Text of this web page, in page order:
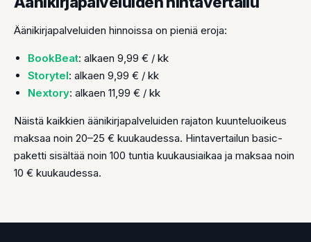
Äänikirjapalveluiden hinnoissa on pieniä eroja:
BookBeat: alkaen 9,99 € / kk
Storytel: alkaen 9,99 € / kk
Nextory: alkaen 11,99 € / kk
Näistä kaikkien äänikirjapalveluiden rajaton kuunteluoikeus
maksaa noin 20–25 € kuukaudessa. Hintavertailun basic-
paketti sisältää noin 100 tuntia kuukausiaikaa ja maksaa noin
10 € kuukaudessa.